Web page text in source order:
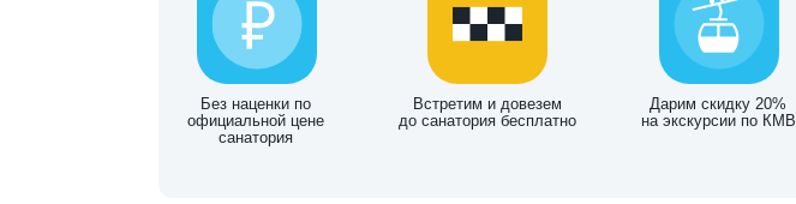
Без наценки по
официальной цене
санатория
Встретим и довезем
до санатория бесплатно
Дарим скидку 20%
на экскурсии по КМВ